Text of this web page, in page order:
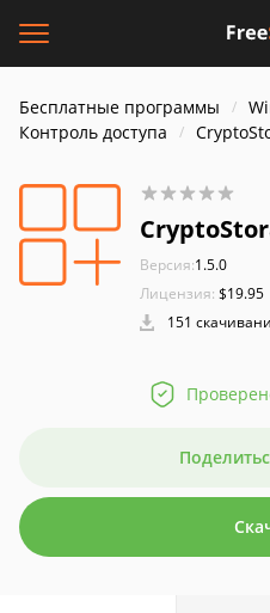
Бесплатные программы
Контроль доступа
Версия:1.5.0
Лицензия: $19.95
151